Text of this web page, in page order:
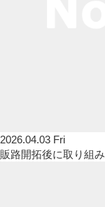
2026.04.03 Fri
販路開拓後に取り組